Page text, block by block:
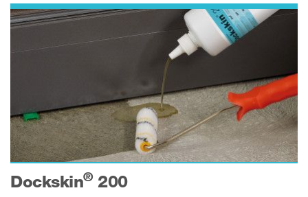
Dockskin®200